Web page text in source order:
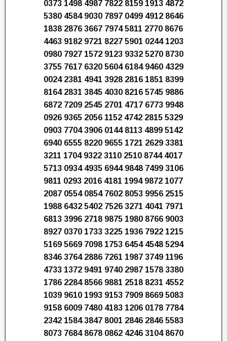
0373 1498 4987 7822 8159 1913 4872
5380 4584 9030 7897 0499 4912 8646
1838 2876 3667 7974 5811 2770 8676
4463 9182 9721 8227 5901 0244 1203
0980 7927 1572 9123 9332 5270 8730
3755 7617 6320 5604 6184 9460 4329
0024 2381 4941 3928 2816 1851 8399
8164 2831 3845 4030 8216 5745 9886
6872 7209 2545 2701 4717 6773 9948
0926 9365 2056 1152 4742 2815 5329
0903 7704 3906 0144 8113 4899 5142
6940 6555 8220 9655 1721 2629 3381
3211 1704 9322 3110 2510 8744 4017
5713 0934 4935 6944 9848 7499 3106
9811 0293 2016 4181 1994 9872 1077
2087 0554 0854 7602 8053 9956 2515
1988 6432 5402 7526 3271 4041 7971
6813 3996 2718 9875 1980 8766 9003
8927 0370 1733 3225 1936 7922 1215
5169 5669 7098 1753 6454 4548 5294
8346 3764 2886 7261 1987 3749 1196
4733 1372 9491 9740 2987 1578 3380
1786 2284 8566 9881 2518 8231 4552
1039 9610 1993 9153 7909 8669 5083
9158 6009 7480 4183 1206 0178 7784
2342 1584 3847 8001 2846 2846 5583
8073 7684 8678 0862 4246 3104 8670